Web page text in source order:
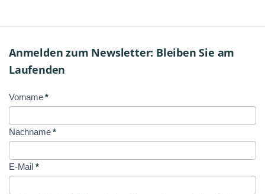
Anmelden zum Newsletter: Bleiben Sie am
Laufenden
NL
Signup
Vorname*
Nachname*
E-Mail *